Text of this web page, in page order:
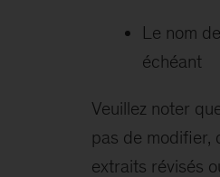
Le nom
échéant
Veuillez noter
pas de modifier,
extraits révisés